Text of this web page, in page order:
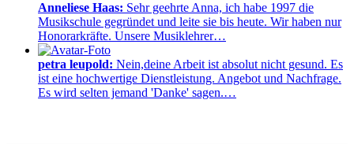
Anneliese Haas: Sehr geehrte Anna, ich habe 1997 die
Musikschule gegründet und leite sie bis heute. Wir haben nur
Honorarkräfte. Unsere Musiklehrer…
petra leupold: Nein,deine Arbeit ist absolut nicht gesund. Es
ist eine hochwertige Dienstleistung. Angebot und Nachfrage.
Es wird selten jemand 'Danke' sagen.…